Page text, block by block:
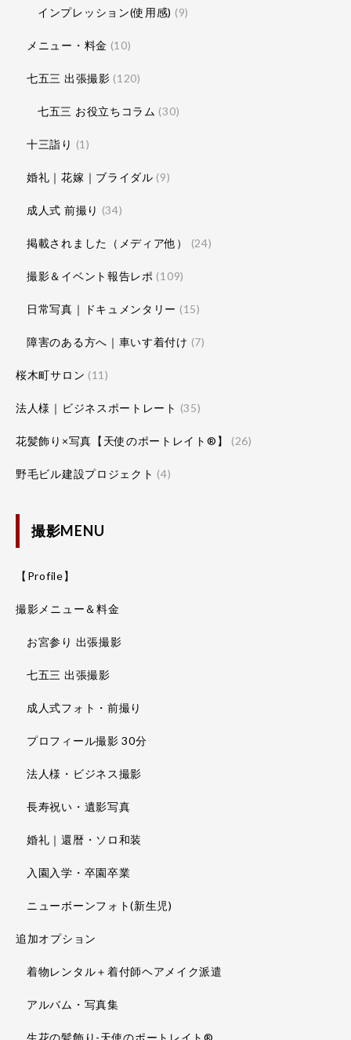
インプレッション(使用感) (9)
メニュー・料金 (10)
七五三 出張撮影 (120)
七五三 お役立ちコラム (30)
十三詣り (1)
婚礼｜花嫁｜ブライダル (9)
成人式 前撮り (34)
掲載されました（メディア他） (24)
撮影＆イベント報告レポ (109)
日常写真｜ドキュメンタリー (15)
障害のある方へ｜車いす着付け (7)
桜木町サロン (11)
法人様｜ビジネスポートレート (35)
花髪飾り×写真【天使のポートレイト®】 (26)
野毛ビル建設プロジェクト (4)
撮影MENU
【Profile】
撮影メニュー＆料金
お宮参り 出張撮影
七五三 出張撮影
成人式フォト・前撮り
プロフィール撮影 30分
法人様・ビジネス撮影
長寿祝い・遺影写真
婚礼｜還暦・ソロ和装
入園入学・卒園卒業
ニューボーンフォト(新生児)
追加オプション
着物レンタル＋着付師ヘアメイク派遣
アルバム・写真集
生花の髪飾り-天使のポートレイト®